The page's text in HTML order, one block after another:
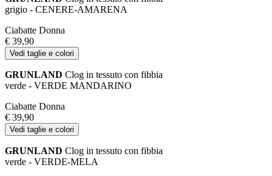
grigio - CENERE-AMARENA
Ciabatte Donna
€ 39,90
Vedi taglie e colori
GRUNLAND Clog in tessuto con fibbia
verde - VERDE MANDARINO
Ciabatte Donna
€ 39,90
Vedi taglie e colori
GRUNLAND Clog in tessuto con fibbia
verde - VERDE-MELA